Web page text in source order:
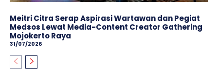
Meitri Citra Serap Aspirasi Wartawan dan Pegiat
Medsos Lewat Media-Content Creator Gathering
Mojokerto Raya
31/07/2026